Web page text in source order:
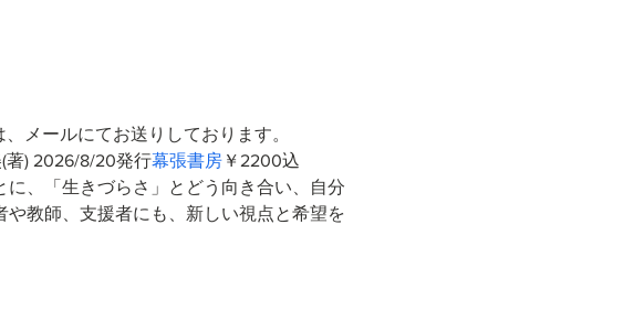
メールにてお送りしております。
著) 2026/8/20発行幕張書房￥2200込
、「生きづらさ」とどう向き合い、自分
教師、支援者にも、新しい視点と希望を